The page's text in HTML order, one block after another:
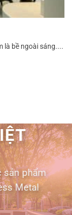
là bề ngoài sáng....
sản phẩm
Metal